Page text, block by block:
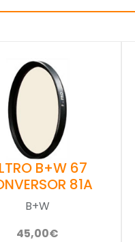
B+W 67
81A
B+W
45,00€